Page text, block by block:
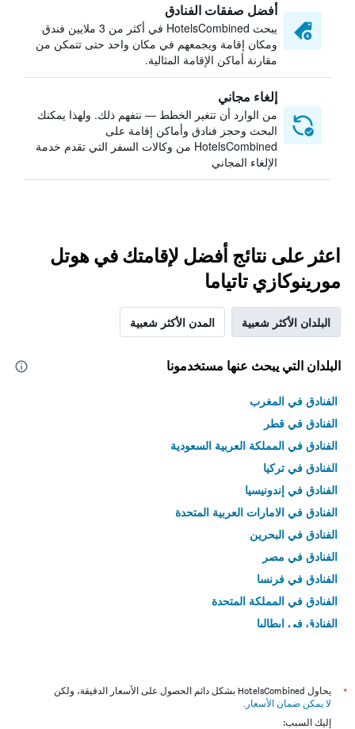
أفضل صفقات الفنادق
يبحث HotelsCombined في أكثر من 3 ملايين فندق
ومكان إقامة ويجمعهم في مكان واحد حتى تتمكن من
مقارنة أماكن الإقامة المثالية.
إلغاء مجاني
من الوارد أن تتغير الخطط — نتفهم ذلك. ولهذا يمكنك
البحث وحجز فنادق وأماكن إقامة على
HotelsCombined من وكالات السفر التي تقدم خدمة
الإلغاء المجاني
اعثر على نتائج أفضل لإقامتك في هوتل
مورينوكازي تاتياما
البلدان الأكثر شعبية المدن الأكثر شعبية
البلدان التي يبحث عنها مستخدمونا
الفنادق في المغرب
الفنادق في قطر
الفنادق في المملكة العربية السعودية
الفنادق في تركيا
الفنادق في إندونيسيا
الفنادق في الامارات العربية المتحدة
الفنادق في البحرين
الفنادق في مصر
الفنادق في فرنسا
الفنادق في المملكة المتحدة
الفنادق في إيطاليا
*
يحاول HotelsCombined بشكل دائم الحصول على الأسعار الدقيقة، ولكن
لا يمكن ضمان الأسعار .
إليك السبب: